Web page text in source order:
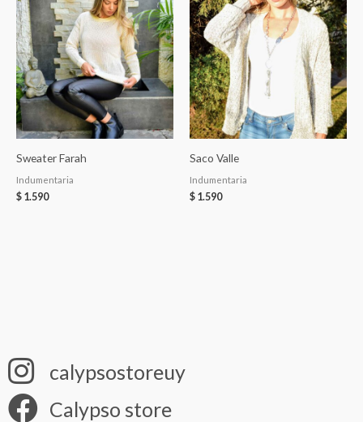
Sweater Farah
Indumentaria
$ 1.590
Saco Valle
Indumentaria
$ 1.590
calypsostoreuy
Calypso store